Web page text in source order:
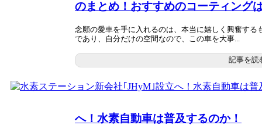
のまとめ！おすすめのコーティング
念願の愛車を手に入れるのは、本当に嬉しく興奮す
であり、自分だけの空間なので、この車を大事...
記事を読
へ！水素自動車は普及するのか！